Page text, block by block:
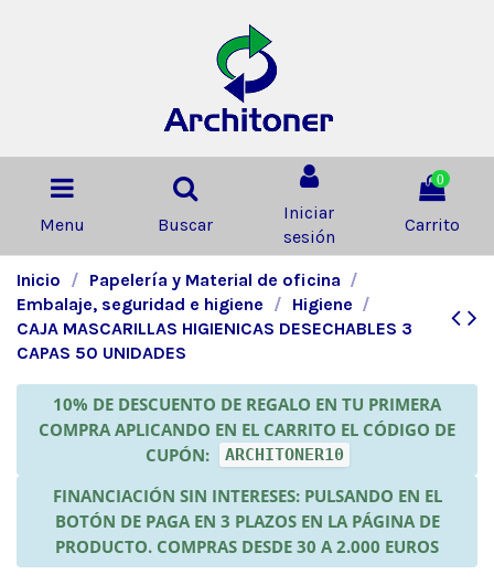
Menu Buscar
Iniciar
sesión
0
Carrito
Inicio
Papelería y Material de oficina
Embalaje, seguridad e higiene
Higiene
CAJA MASCARILLAS HIGIENICAS DESECHABLES 3
CAPAS 50 UNIDADES
10% DE DESCUENTO DE REGALO EN TU PRIMERA
COMPRA APLICANDO EN EL CARRITO EL CÓDIGO DE
CUPÓN:
ARCHITONER10
FINANCIACIÓN SIN INTERESES: PULSANDO EN EL
BOTÓN DE PAGA EN 3 PLAZOS EN LA PÁGINA DE
PRODUCTO. COMPRAS DESDE 30 A 2.000 EUROS